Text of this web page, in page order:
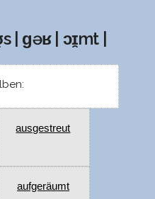
| ɡəʁ | ɔɪ̯mt |
ausgestreut
aufgeräumt